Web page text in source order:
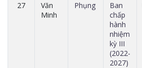
27
Văn
Minh
Phụng
Ban
chấp
hành
nhiệm
kỳ III
(2022-
2027)